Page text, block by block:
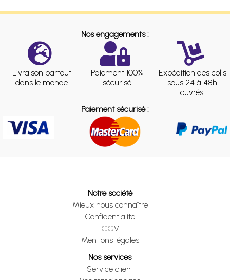
Nos engagements :
Livraison partout
dans le monde
Paiement 100%
sécurisé
Expédition des colis
sous 24 à 48h
ouvrés.
Paiement sécurisé :
Notre société
Mieux nous connaître
Confidentialité
CGV
Mentions légales
Nos services
Service client